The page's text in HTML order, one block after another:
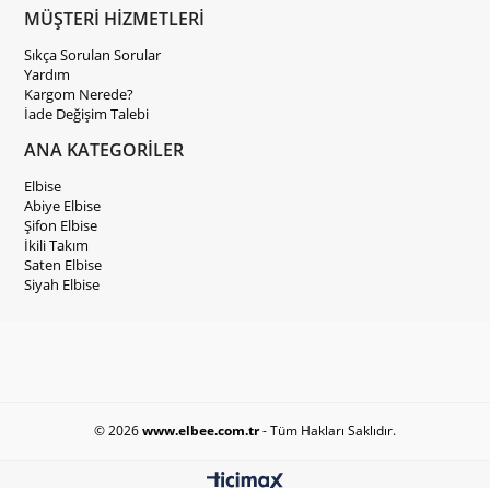
MÜŞTERİ HİZMETLERİ
Sıkça Sorulan Sorular
Yardım
Kargom Nerede?
İade Değişim Talebi
ANA KATEGORİLER
Elbise
Abiye Elbise
Şifon Elbise
İkili Takım
Saten Elbise
Siyah Elbise
© 2026www.elbee.com.tr- Tüm Hakları Saklıdır.